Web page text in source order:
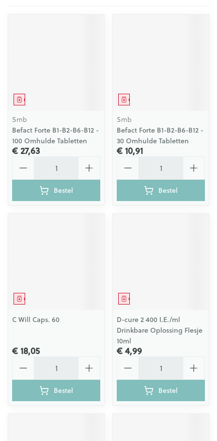
Geneesmiddel
Smb
Befact Forte B1-B2-B6-B12 -
100 Omhulde Tabletten
€ 27,63
Bestel
Geneesmiddel
Smb
Befact Forte B1-B2-B6-B12 -
30 Omhulde Tabletten
€ 10,91
Bestel
Geneesmiddel
C Will Caps. 60
€ 18,05
Bestel
Geneesmiddel
D-cure 2 400 I.E./ml
Drinkbare Oplossing Flesje
10ml
€ 4,99
Bestel